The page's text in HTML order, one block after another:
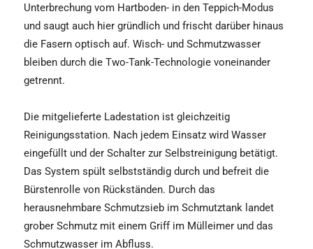
Unterbrechung vom Hartboden- in den Teppich-Modus
und saugt auch hier gründlich und frischt darüber hinaus
die Fasern optisch auf. Wisch- und Schmutzwasser
bleiben durch die Two-Tank-Technologie voneinander
getrennt.
Die mitgelieferte Ladestation ist gleichzeitig
Reinigungsstation. Nach jedem Einsatz wird Wasser
eingefüllt und der Schalter zur Selbstreinigung betätigt.
Das System spült selbstständig durch und befreit die
Bürstenrolle von Rückständen. Durch das
herausnehmbare Schmutzsieb im Schmutztank landet
grober Schmutz mit einem Griff im Mülleimer und das
Schmutzwasser im Abfluss.